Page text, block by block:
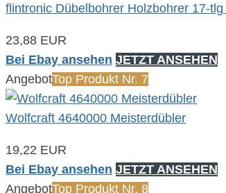
flintronic Dübelbohrer Holzbohrer 17-
23,88 EUR
Bei Ebay ansehen JETZT ANSEHEN
AngebotTop Produkt Nr. 7
Wolfcraft 4640000 Meisterdübler
19,22 EUR
Bei Ebay ansehen JETZT ANSEHEN
AngebotTop Produkt Nr. 8